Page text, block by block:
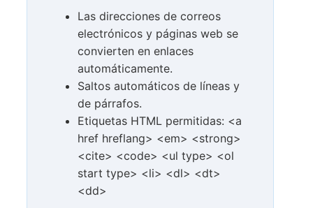
Las direcciones de correos
electrónicos y páginas web se
convierten en enlaces
automáticamente.
Saltos automáticos de líneas y
de párrafos.
Etiquetas HTML permitidas: <a
href hreflang> <em> <strong>
<cite> <code> <ul type> <ol
start type> <li> <dl> <dt>
<dd>